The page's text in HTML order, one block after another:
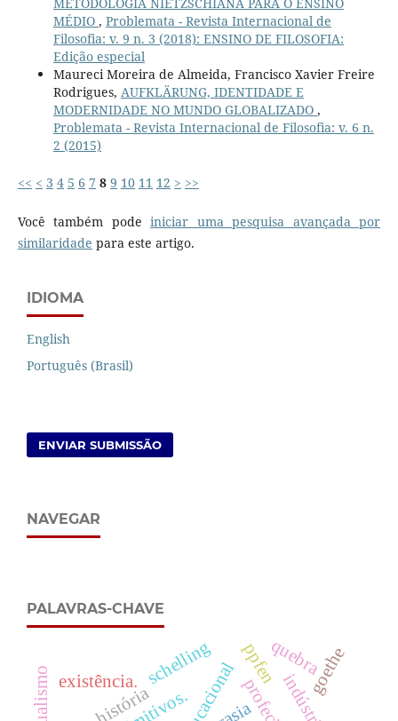
MÉDIO , Problemata - Revista Internacional de
Filosofia: v. 9 n. 3 (2018): ENSINO DE FILOSOFIA:
Edição especial
Maureci Moreira de Almeida, Francisco Xavier Freire
Rodrigues, AUFKLÄRUNG, IDENTIDADE E
MODERNIDADE NO MUNDO GLOBALIZADO ,
Problemata - Revista Internacional de Filosofia: v. 6 n.
2 (2015)
<< < 3 4 5 6 7 8 9 10 11 12 > >>
Você também podeiniciar uma pesquisa avançada por
similaridade para este artigo.
IDIOMA
English
Português (Brasil)
ENVIAR SUBMISSÃO
NAVEGAR
PALAVRAS-CHAVE
profecia
schelling
existência. goethe
dualismo
quebra
ppfen